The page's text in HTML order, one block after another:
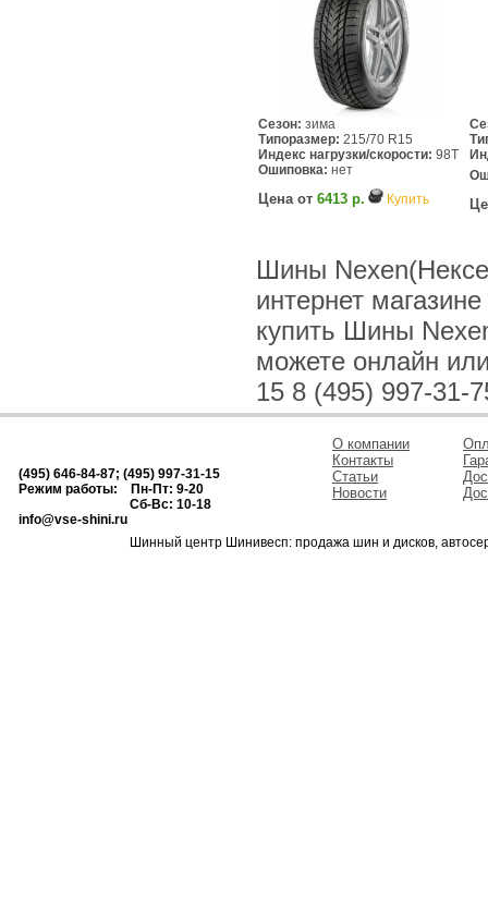
Сезон: зима
Типоразмер: 215/70 R15
Индекс нагрузки/скорости: 98T
Ошиповка: нет
Цена от 6413 р. Купить
Шины
интернет
купить Шины
можете онлайн
15 8 (495) 997-31-
(495) 646-84-87; (495) 997-31-15
Режим работы: Пн-Пт: 9-20
Сб-Вс: 10-18
info@vse-shini.ru
О компании
Контакты
Статьи
Новости
Шинный центр Шинивесп: продажа шин и дисков,